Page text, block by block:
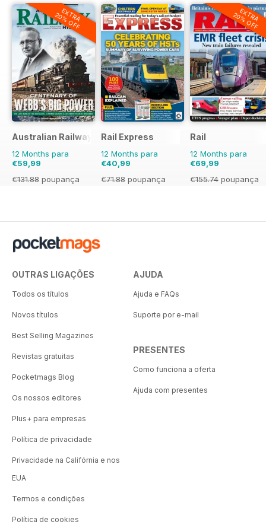
EXTRA
20% OFF
Australian Railway History
12 Months para
€59,99
€131.88 poupança
Rail Express
12 Months para
€40,99
€71.88 poupança
EXTRA
20% OFF
Rail
12 Months para
€69,99
€155.74 poupança
OUTRAS LIGAÇÕES
Todos os títulos
Novos títulos
Best Selling Magazines
Revistas gratuitas
Pocketmags Blog
Os nossos editores
Plus+ para empresas
Política de privacidade
Privacidade na Califórnia e nos
EUA
Termos e condições
Política de cookies
AJUDA
Ajuda e FAQs
Suporte por e-mail
PRESENTES
Como funciona a oferta
Ajuda com presentes